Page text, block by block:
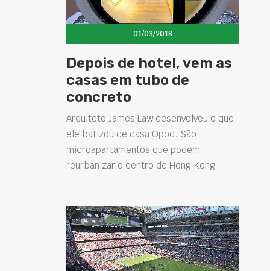
01/03/2018
Depois de hotel, vem as
casas em tubo de
concreto
Arquiteto James Law desenvolveu o que
ele batizou de casa Opod. São
microapartamentos que podem
reurbanizar o centro de Hong Kong